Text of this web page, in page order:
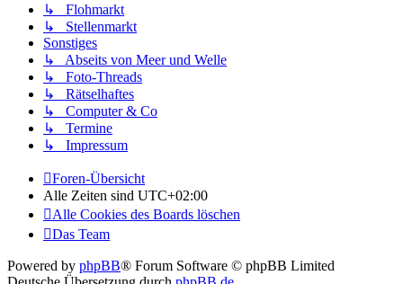
↳ Flohmarkt
↳ Stellenmarkt
Sonstiges
↳ Abseits von Meer und Welle
↳ Foto-Threads
↳ Rätselhaftes
↳ Computer & Co
↳ Termine
↳ Impressum
Foren-Übersicht
Alle Zeiten sind UTC+02:00
Alle Cookies des Boards löschen
Das Team
Powered by phpBB® Forum Software © phpBB Limited